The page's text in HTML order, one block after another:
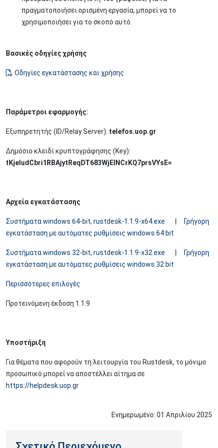
πραγματοποιήσει ορισμένη εργασία, μπορεί να το
χρησιμοποιήσει για το σκοπό αυτό.
Βασικές οδηγίες χρήσης
Οδηγίες εγκατάστασης και χρήσης
Παράμετροι εφαρμογής:
Εξυπηρετητής (ID/Relay Server): telefos.uop.gr
Δημόσιο κλειδί κρυπτογράφησης (Key):
tKjeIudCbri1RBAjytReqDT683WjElNCrKQ7prsVYsE=
Αρχεία εγκατάστασης
Συστήματα windows 64-bit, rustdesk-1.1.9-x64.exe
Γρήγορη
εγκατάσταση με αυτόματες ρυθμίσεις windows 64 bit
Συστήματα windows 32-bit, rustdesk-1.1.9-x32.exe
Γρήγορη
εγκατάσταση με αυτόματες ρυθμίσεις windows 32 bit
Περισσότερες επιλογές
Προτεινόμενη έκδοση 1.1.9
Υποστήριξη
Για θέματα που αφορούν τη λειτουργία του Rustdesk, το μόνιμο
προσωπικό μπορεί να αποστέλλει αίτημα σε
https://helpdesk.uop.gr
Ενημερωμένο: 01 Απριλίου 2025